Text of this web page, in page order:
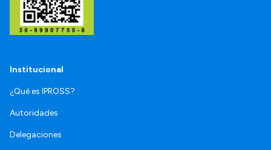
Institucional
¿Qué es IPROSS?
Autoridades
Delegaciones